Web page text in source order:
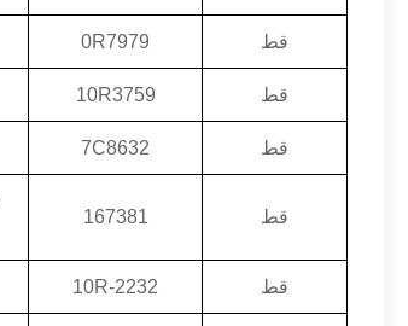
قط 0R7979
قط 10R3759
قط 7C8632
قط 167381
قط 10R-2232